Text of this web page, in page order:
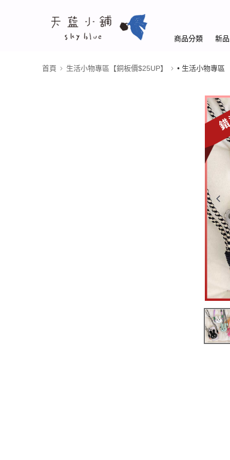
商品分類 新
首頁 生活小物專區【銅板價$25UP】 • 生活小物專區